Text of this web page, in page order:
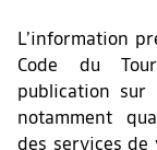
L’information
Code du
publication sur
notamment
des services de